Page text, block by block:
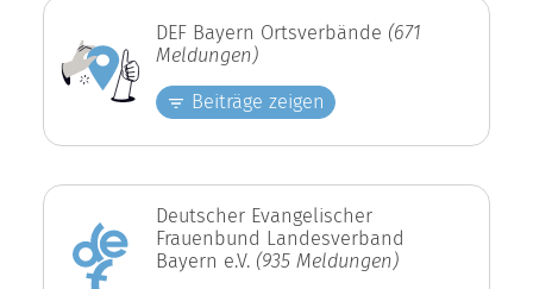
DEF Bayern Ortsverbände (671
Meldungen)
Beiträge zeigen
Deutscher Evangelischer
Frauenbund Landesverband
Bayern e.V. (935 Meldungen)